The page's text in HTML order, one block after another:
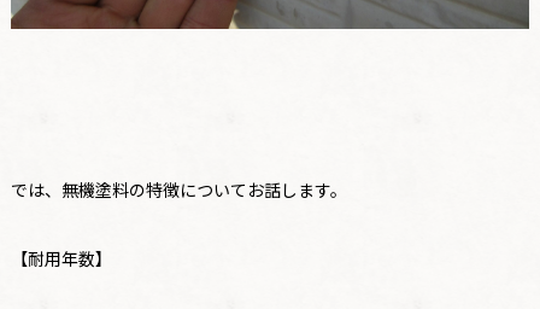
では、無機塗料の特徴についてお話します。
【耐用年数】